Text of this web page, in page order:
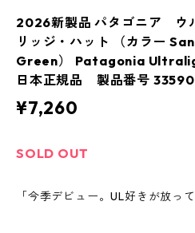
2026新製品 パタゴニア ウ
リッジ・ハット （カラー
Green） Patagonia
日本正規品 製品番号 33590
¥7,260
SOLD OUT
「今季デビュー。UL好きが放っ